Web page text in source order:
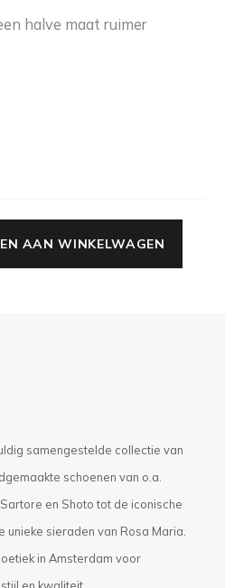
halve maat ruimer
AAN WINKELWAGEN
samengestelde collectie van
schoenen van o.a.
en Shoto tot de iconische
unieke sieraden van Rosa Maria.
in Amsterdam voor
en kwaliteit.